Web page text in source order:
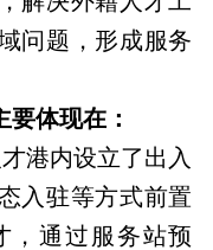
问题，形成服务
体现在：
港内设立了出入
入驻等方式前置
，通过服务站预